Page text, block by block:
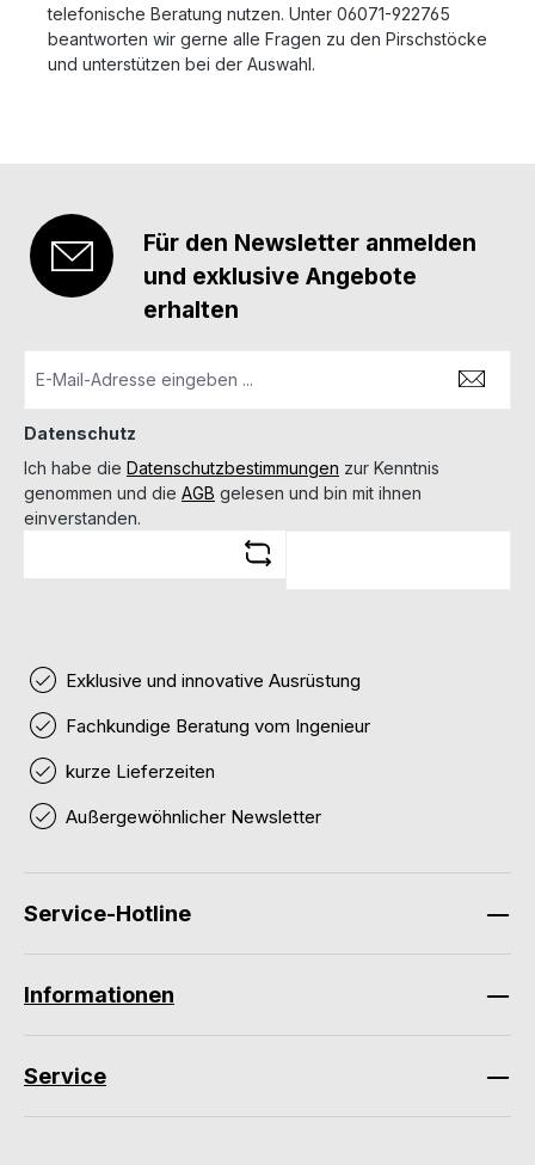
telefonische Beratung nutzen. Unter 06071-922765
beantworten wir gerne alle Fragen zu den Pirschstöcke
und unterstützen bei der Auswahl.
Für den Newsletter anmelden
und exklusive Angebote
erhalten
Datenschutz
Ich habe die Datenschutzbestimmungen zur Kenntnis
genommen und die AGB gelesen und bin mit ihnen
einverstanden.
Exklusive und innovative Ausrüstung
Fachkundige Beratung vom Ingenieur
kurze Lieferzeiten
Außergewöhnlicher Newsletter
Service-Hotline
Informationen
Service